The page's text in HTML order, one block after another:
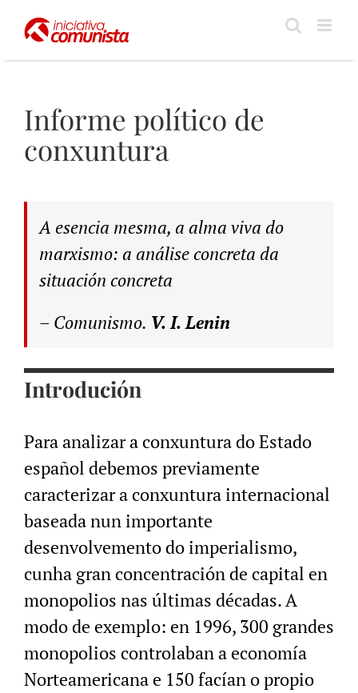
content
Informe político de
conxuntura
A esencia mesma, a alma viva do
marxismo: a análise concreta da
situación concreta
– Comunismo. V. I. Lenin
Introdución
Para analizar a conxuntura do Estado
español debemos previamente
caracterizar a conxuntura internacional
baseada nun importante
desenvolvemento do imperialismo,
cunha gran concentración de capital en
monopolios nas últimas décadas. A
modo de exemplo: en 1996, 300 grandes
monopolios controlaban a economía
Norteamericana e 150 facían o propio